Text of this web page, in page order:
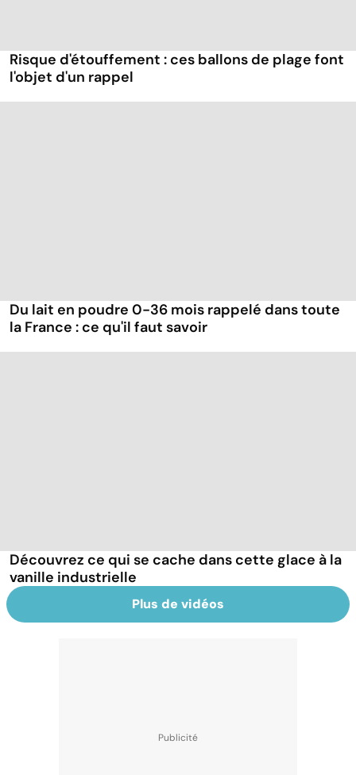
Risque d'étouffement : ces ballons de plage font
l'objet d'un rappel
Du lait en poudre 0-36 mois rappelé dans toute
la France : ce qu'il faut savoir
Découvrez ce qui se cache dans cette glace à la
vanille industrielle
Plus de vidéos